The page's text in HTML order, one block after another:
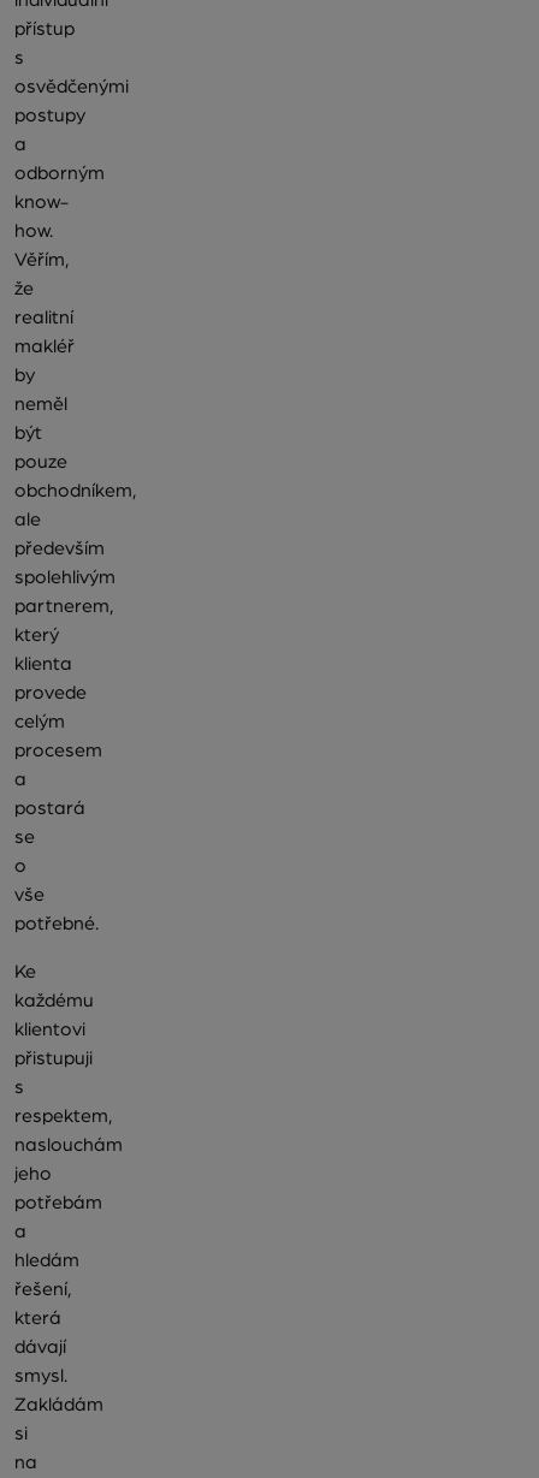
přístup
s
osvědčenými
postupy
a
odborným
know-
how.
Věřím,
že
realitní
makléř
by
neměl
být
pouze
obchodníkem,
ale
především
spolehlivým
partnerem,
který
klienta
provede
celým
procesem
a
postará
se
o
vše
potřebné.
Ke
každému
klientovi
přistupuji
s
respektem,
naslouchám
jeho
potřebám
a
hledám
řešení,
která
dávají
smysl.
Zakládám
si
na